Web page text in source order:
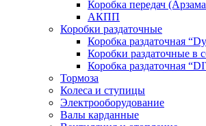
Коробка передач
АКПП
Коробки раздаточные
Коробка раздаточная
Коробки раздаточные в
Коробка раздаточная
Тормоза
Колеса и ступицы
Электрооборудование
Валы карданные